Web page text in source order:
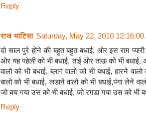
Reply
राज भाटिय़ा Saturday, May 22, 2010 12:16:00
दो साल पुरे होने की बहुत बहुत बधाई, ओर इस राम
ओर यह पहेली को भी बधाई, ताई ओर ताऊ को भी बधाई,
वालो को भी बधाई, ब्लागं वालो को भी बधाई, हारने
बालो को भी बधाई, लडाने वालो को भी बधाई,पंगा लेने
जो बच गया उस को भी बधाई, जो रगडा गया उस को भी
Reply